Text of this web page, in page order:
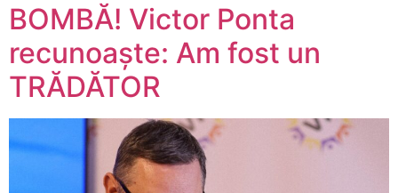
BOMBĂ! Victor Ponta
recunoaște: Am fost un
TRĂDĂTOR